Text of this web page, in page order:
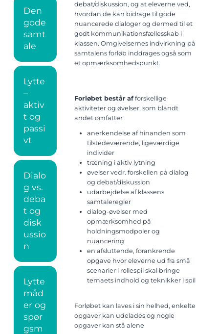
Den
gode
samt
ale
Lytte
–
aktiv
t og
passi
vt
Dialo
g vs.
deba
t og
disk
ussio
n
Lytte
måd
er og
spør
gsm
debat/diskussion, og at eleverne ved,
hvordan de kan bidrage til gode
nuancerede dialoger og dermed til et
godt kommunikationsfællesskab i
klassen. Omgivelsernes indvirkning på
samtalens forløb inddrages også som
et opmærksomhedspunkt.
Forløbet består af forskellige
aktiviteter og øvelser, som blandt
andet omfatter
anerkendelse af hinanden som
tilstedeværende, ligeværdige
individer
træning i aktiv lytning
øvelser vedr. forskellen på dialog
og debat/diskussion
udarbejdelse af klassens
samtaleregler
dialog-øvelser med
opmærksomhed på
holdningsmodpoler og
nuancering
en afsluttende, forankrende
opgave hvor eleverne ud fra små
scenarier i rollespil skal bringe
temaets indhold og teknikker i spil
Forløbet kan laves i sin helhed, enkelte
opgaver kan udelades og nogle
opgaver kan stå alene